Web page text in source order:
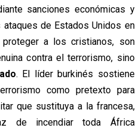
sanciones económicas y
de Estados Unidos en
a los cristianos, son
contra el terrorismo, sino
. El líder burkinés sostiene
como pretexto para
que sustituya a la francesa,
de incendiar toda África